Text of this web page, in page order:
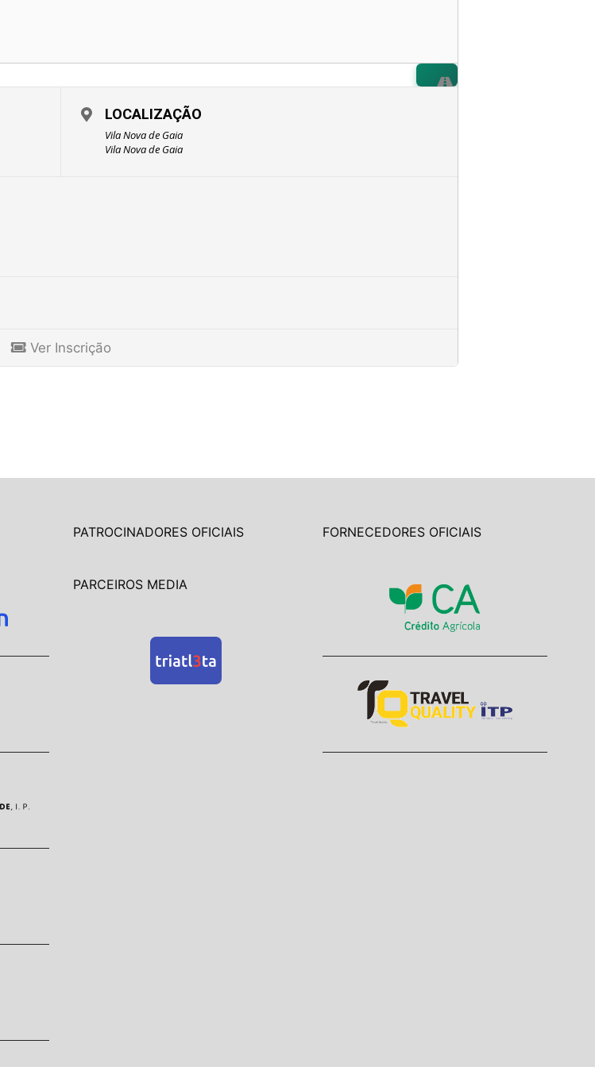
LOCALIZAÇÃO
Vila Nova de Gaia
Vila Nova de Gaia
Ver Inscrição
PATROCINADORES OFICIAIS
PARCEIROS MEDIA
FORNECEDORES OFICIAIS